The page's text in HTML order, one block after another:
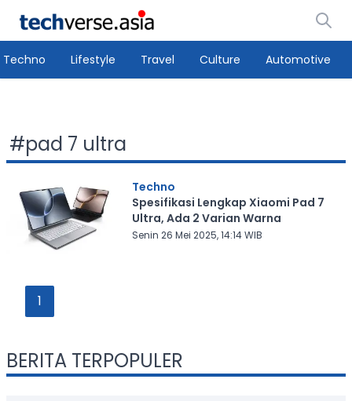
Techno Lifestyle Travel Culture Automotive
#pad 7 ultra
Techno
Spesifikasi Lengkap Xiaomi Pad 7
Ultra, Ada 2 Varian Warna
Senin 26 Mei 2025, 14:14 WIB
1
BERITA TERPOPULER